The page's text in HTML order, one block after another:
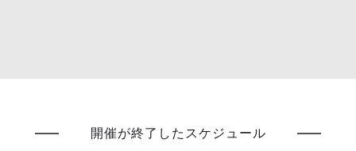
開催が終了したスケジュール